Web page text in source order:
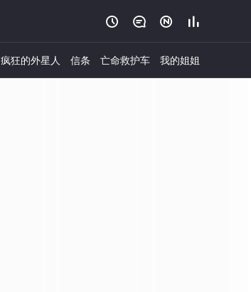
   
疯狂的外星人 信条 亡命救护车 我的姐姐